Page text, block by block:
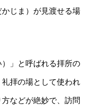
じま）が見渡せる場
」と呼ばれる拝所の
拝の場として使われ
などが絶妙で、訪問